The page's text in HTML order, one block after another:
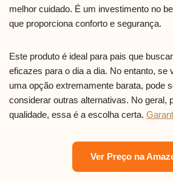
melhor cuidado. É um investimento no
que proporciona conforto e segurança.
Este produto é ideal para pais que
eficazes para o dia a dia. No entanto, se
uma opção extremamente barata, pode
considerar outras alternativas. No geral,
qualidade, essa é a escolha certa.
Ver Preço na